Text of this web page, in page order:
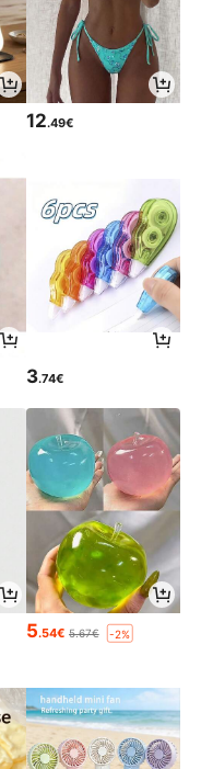
12.49€
3.74€
5.54€ 5.67€ -2%